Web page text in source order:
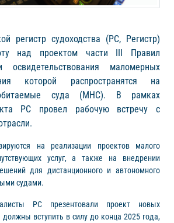
регистр судоходства (РС, Регистр)
над проектом части III Правил
освидетельствования маломерных
которой распространятся на
суда (МНС). В рамках
РС провел рабочую встречу с
на реализации проектов малого
услуг, а также на внедрении
для дистанционного и автономного
судами.
РС презентовали проект новых
вступить в силу до конца 2025 года,